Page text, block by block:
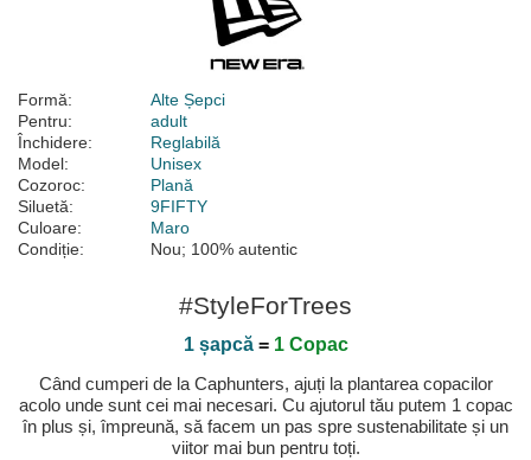
Formă:
Alte Șepci
Pentru:
adult
Închidere:
Reglabilă
Model:
Unisex
Cozoroc:
Plană
Siluetă:
9FIFTY
Culoare:
Maro
Condiție:
Nou; 100% autentic
#StyleForTrees
1 șapcă= 1 Copac
Când cumperi de la Caphunters, ajuți la plantarea copacilor
acolo unde sunt cei mai necesari. Cu ajutorul tău putem 1 copac
în plus și, împreună, să facem un pas spre sustenabilitate și un
viitor mai bun pentru toți.